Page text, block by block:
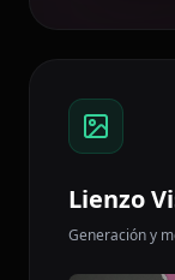
Lienzo
Generación y